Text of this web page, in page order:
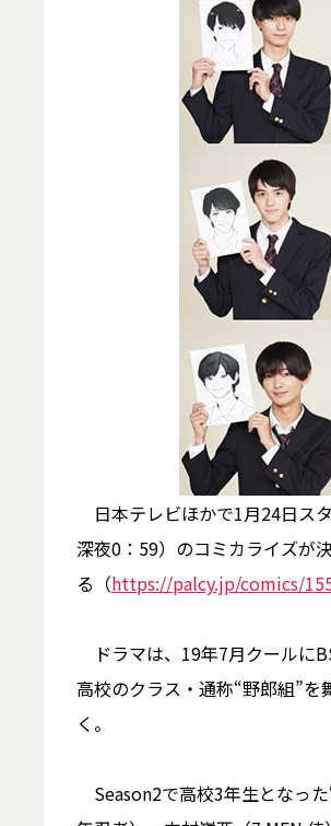
日本テレビほかで1月24日ス
深夜0：59）のコミカライズが
る（https://palcy.jp/comics/
ドラマは、19年7月クールに
高校のクラス・通称“野郎組”
く。
Season2で高校3年生となっ